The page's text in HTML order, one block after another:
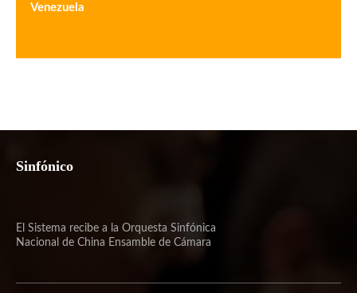
Venezuela
Sinfónico
El Sistema recibe a la Orquesta Sinfónica
Nacional de China Ensamble de Cámara